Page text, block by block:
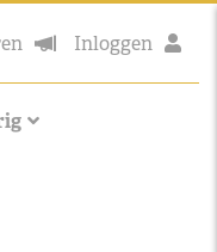
Inloggen